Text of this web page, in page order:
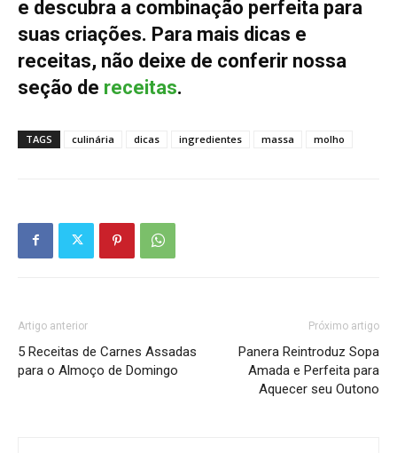
e descubra a combinação perfeita para
suas criações. Para mais dicas e
receitas, não deixe de conferir nossa
seção de receitas.
TAGS culinária dicas ingredientes massa molho
Artigo anterior
5 Receitas de Carnes Assadas
para o Almoço de Domingo
Próximo artigo
Panera Reintroduz Sopa
Amada e Perfeita para
Aquecer seu Outono